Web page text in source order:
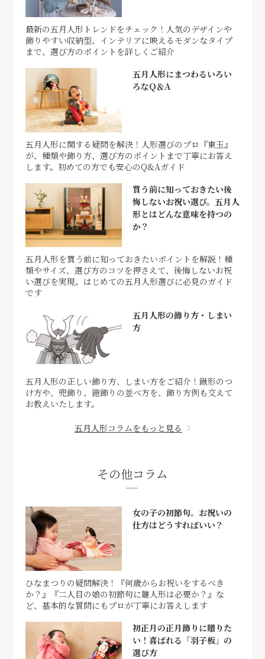
最新の五月人形トレンドをチェック！人気のデザインや
飾りやすい収納型、インテリアに映えるモダンなタイプ
まで、選び方のポイントを詳しくご紹介
五月人形にまつわるいろい
ろなQ＆A
五月人形に関する疑問を解決！人形選びのプロ『東玉』
が、種類や飾り方、選び方のポイントまで丁寧にお答え
します。初めての方でも安心のQ&Aガイド
買う前に知っておきたい後
悔しないお祝い選び。五月人
形とはどんな意味を持つの
か？
五月人形を買う前に知っておきたいポイントを解説！種
類やサイズ、選び方のコツを押さえて、後悔しないお祝
い選びを実現。はじめての五月人形選びに必見のガイド
です
五月人形の飾り方・しまい
方
五月人形の正しい飾り方、しまい方をご紹介！鍬形のつ
け方や、兜飾り、鎧飾りの並べ方を、飾り方例も交えて
お教えいたします。
五月人形コラムをもっと見る
その他コラム
女の子の初節句。お祝いの
仕方はどうすればいい？
ひなまつりの疑問解決！『何歳からお祝いをするべき
か？』『二人目の娘の初節句に雛人形は必要か？』な
ど、基本的な質問にもプロが丁寧にお答えします
初正月の正月飾りに贈りた
い！喜ばれる「羽子板」の
選び方